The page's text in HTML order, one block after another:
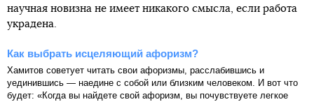
научная новизна не имеет никакого смысла, если работа
украдена.
Как выбрать исцеляющий афоризм?
Хамитов советует читать свои афоризмы, расслабившись и
уединившись — наедине с собой или близким человеком. И вот что
будет: «Когда вы найдете свой афоризм, вы почувствуете легкое